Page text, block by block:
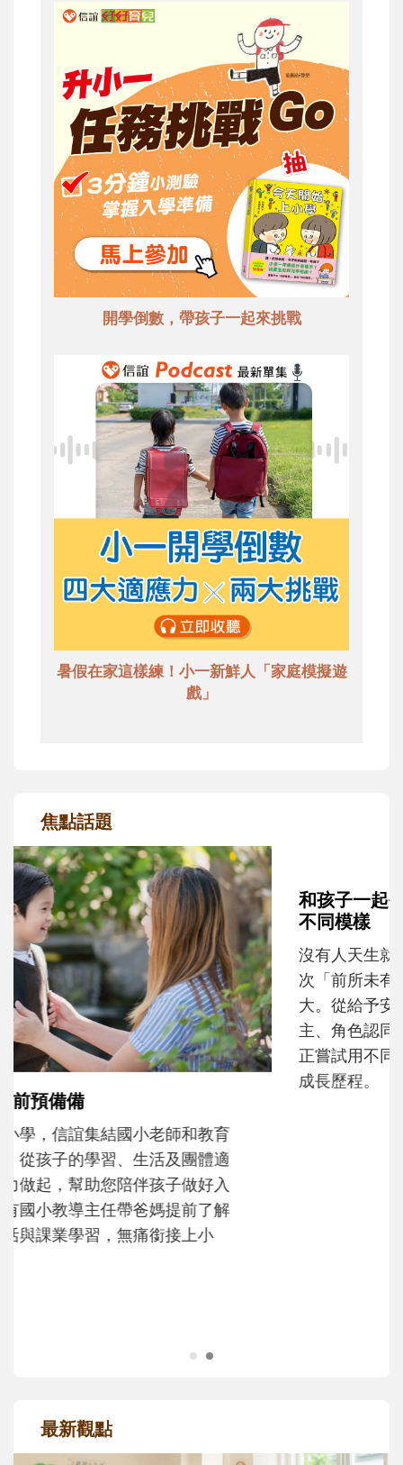
開學倒數，帶孩子一起來挑戰
暑假在家這樣練！小一新鮮人「家庭模擬遊
戲」
焦點話題
和孩子一起長大的那個男人│讀懂父親的
不同模樣
沒有人天生就擅長當爸爸！男人總是在一次
次「前所未有」的體驗中，跟著孩子一起長
大。從給予安全感的肢體遊戲，到獨立自
主、角色認同及解決問題的能力養成。爸爸
最新觀點